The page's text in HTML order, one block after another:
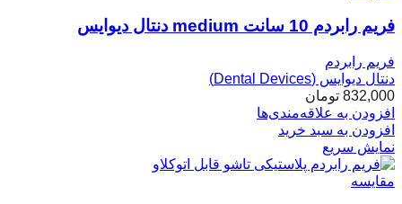
فریم رابردم 10 سانت medium دنتال دیوایس
فریم رابردم
دنتال دیوایس (Dental Devices)
832,000 تومان
افزودن به علاقه‌مندی‌ها
افزودن به سبد خرید
نمایش سریع
مقایسه